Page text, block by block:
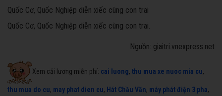
Quốc Cơ, Quốc Nghiệp diễn xiếc cùng con trai
Quốc Cơ, Quốc Nghiệp diễn xiếc cùng con trai.
Nguồn: giaitri.vnexpress.net
Xem cải lương miễn phí: cai luong, thu mua xe nuoc mia cu,
thu mua do cu, may phat dien cu, Hát Chầu Văn, máy phát điện 3 pha,